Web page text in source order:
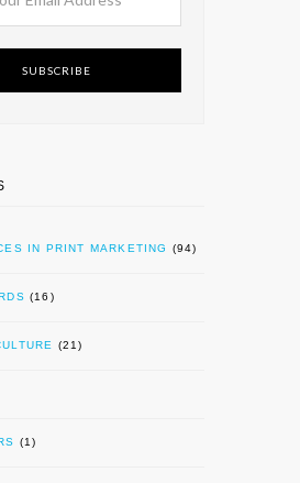
SUBSCRIBE
IN PRINT MARKETING (94)
(16)
(21)
(1)